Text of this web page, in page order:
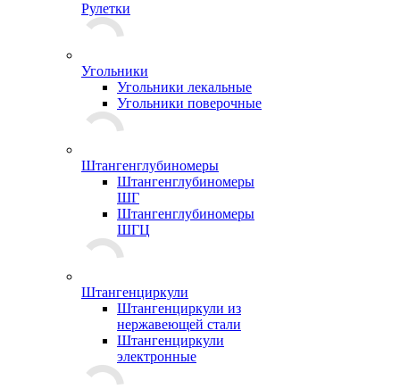
Рулетки
Угольники
Угольники лекальные
Угольники поверочные
Штангенглубиномеры
Штангенглубиномеры
ШГ
Штангенглубиномеры
ШГЦ
Штангенциркули
Штангенциркули из
нержавеющей стали
Штангенциркули
электронные